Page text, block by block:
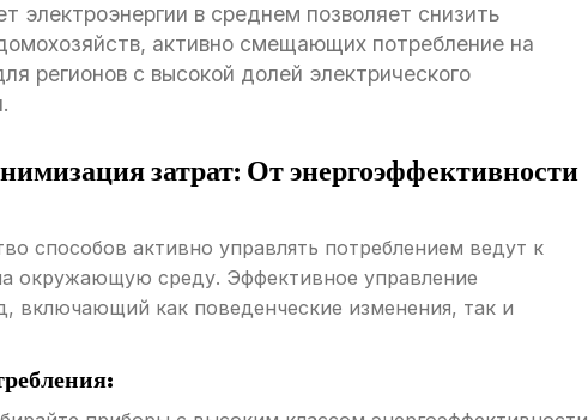
электроэнергии в среднем позволяет снизить
активно смещающих потребление на
регионов с высокой долей электрического
затрат: От энергоэффективности
способов активно управлять потреблением ведут к
окружающую среду. Эффективное управление
включающий как поведенческие изменения, так и